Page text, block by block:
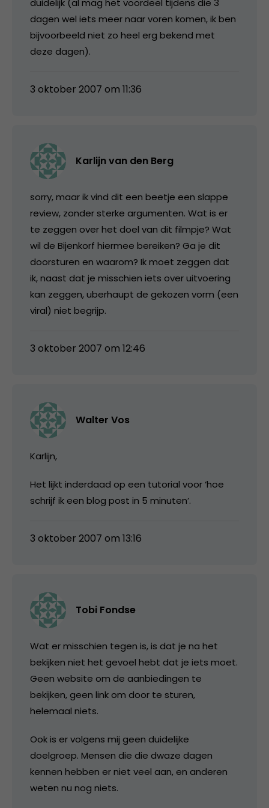
dagen wel iets meer naar voren komen, ik ben
bijvoorbeeld niet zo heel erg bekend met
deze dagen).
3 oktober 2007 om 11:36
Karlijn van den Berg
sorry, maar ik vind dit een beetje een slappe
review, zonder sterke argumenten. Wat is er
te zeggen over het doel van dit filmpje? Wat
wil de Bijenkorf hiermee bereiken? Ga je dit
doorsturen en waarom? Ik moet zeggen dat
ik, naast dat je misschien iets over uitvoering
kan zeggen, uberhaupt de gekozen vorm (een
viral) niet begrijp.
3 oktober 2007 om 12:46
Walter Vos
Karlijn,
Het lijkt inderdaad op een tutorial voor ‘hoe
schrijf ik een blog post in 5 minuten’.
3 oktober 2007 om 13:16
Tobi Fondse
Wat er misschien tegen is, is dat je na het
bekijken niet het gevoel hebt dat je iets moet.
Geen website om de aanbiedingen te
bekijken, geen link om door te sturen,
helemaal niets.
Ook is er volgens mij geen duidelijke
doelgroep. Mensen die die dwaze dagen
kennen hebben er niet veel aan, en anderen
weten nu nog niets.